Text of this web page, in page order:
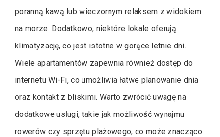
poranną kawą lub wieczornym relaksem z widokiem
na morze. Dodatkowo, niektóre lokale oferują
klimatyzację, co jest istotne w gorące letnie dni.
Wiele apartamentów zapewnia również dostęp do
internetu Wi-Fi, co umożliwia łatwe planowanie dnia
oraz kontakt z bliskimi. Warto zwrócić uwagę na
dodatkowe usługi, takie jak możliwość wynajmu
rowerów czy sprzętu plażowego, co może znacząco